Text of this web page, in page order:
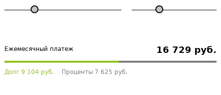
Ежемесячный платеж 16 729 руб.
Долг 9 104 руб. Проценты 7 625 руб.